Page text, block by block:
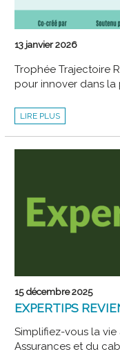
13 janvier 2026
Trophée Trajectoire
pour innover dans
LIRE PLUS
15 décembre 2025
EXPERTIPS
Simplifiez-vous la
Assurances et du